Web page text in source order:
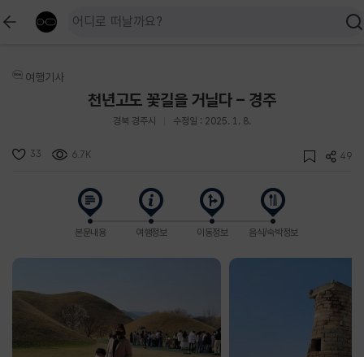
여행기사
천년고도 꽃길을 거닐다 – 경주
경북 경주시 수정일 : 2025. 1. 8.
33 6.7K 49
본문내용 여행정보 이동정보 음식/숙박정보